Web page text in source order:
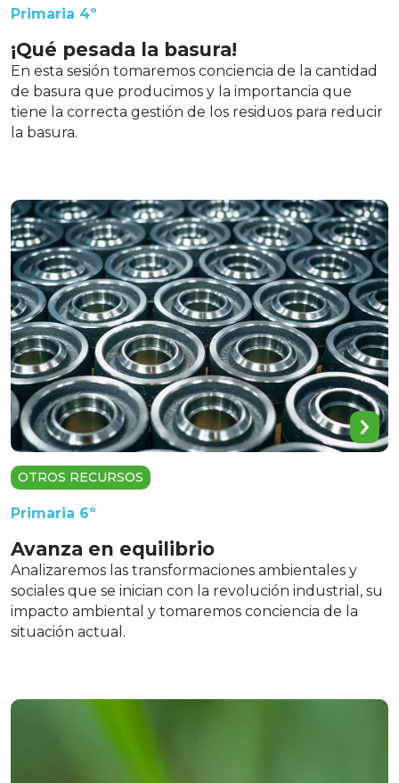
Primaria 4º
¡Qué pesada la basura!
En esta sesión tomaremos conciencia de la cantidad
de basura que producimos y la importancia que
tiene la correcta gestión de los residuos para reducir
la basura.
OTROS RECURSOS
Primaria 6º
Avanza en equilibrio
Analizaremos las transformaciones ambientales y
sociales que se inician con la revolución industrial, su
impacto ambiental y tomaremos conciencia de la
situación actual.